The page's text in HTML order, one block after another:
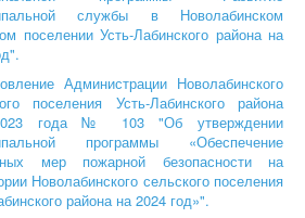
службы в Новолабинском
поселении Усть-Лабинского района на
Администрации Новолабинского
поселения Усть-Лабинского района
года № 103 "Об утверждении
программы «Обеспечение
мер пожарной безопасности на
Новолабинского сельского поселения
района на 2024 год»".